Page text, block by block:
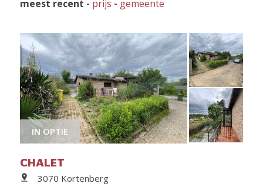
meest recent - prijs - gemeente
IN OPTIE
CHALET
3070 Kortenberg